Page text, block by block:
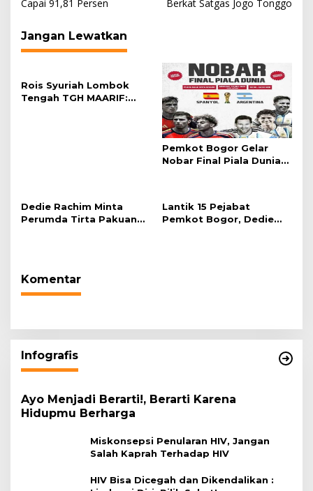
Capai 91,81 Persen
Berkat Satgas Jogo Tonggo
Jangan Lewatkan
Rois Syuriah Lombok
Tengah TGH MAARIF:
Pemkot Bogor Gelar
Nobar Final Piala Dunia
Dedie Rachim Minta
Perumda Tirta Pakuan
Lantik 15 Pejabat
Pemkot Bogor, Dedie
Komentar
Infografis
Ayo Menjadi Berarti!, Berarti Karena
Hidupmu Berharga
Miskonsepsi Penularan HIV, Jangan
Salah Kaprah Terhadap HIV
HIV Bisa Dicegah dan Dikendalikan :